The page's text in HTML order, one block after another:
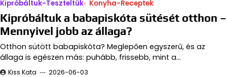
Kipróbáltuk-Teszteltük Konyha-Receptek
Kipróbáltuk a babapiskóta sütését otthon –
Mennyivel jobb az állaga?
Otthon sütött babapiskóta? Meglepően egyszerű, és az
állaga is egészen más: puhább, frissebb, mint a…
Kiss Kata 2026-06-03